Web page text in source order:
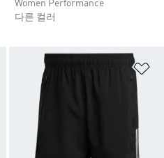
Women Performance
다른 컬러
위시리스트 담기